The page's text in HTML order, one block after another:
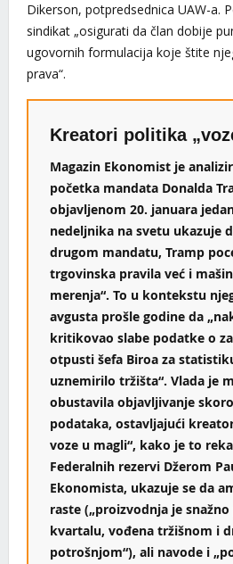
Dikerson, potpredsednica UAW-a.
sindikat „osigurati da član dobije
ugovornih formulacija koje štite
prava“.
Kreatori politika
Magazin Ekonomist je
početka mandata Donalda
objavljenom 20. januara
nedeljnika na svetu ukazuje
drugom mandatu, Tramp
trgovinska pravila već i
merenja“. To u kontekstu
avgusta prošle godine da
kritikovao slabe podatke o
otpusti šefa Biroa za
uznemirilo tržišta“. Vlada je
obustavila objavljivanje
podataka, ostavljajući
voze u magli“, kako je to
Federalnih rezervi Džerom
Ekonomista, ukazuje se da
raste („proizvodnja je
kvartalu, vođena tržišnom i
potrošnjom“), ali navode i